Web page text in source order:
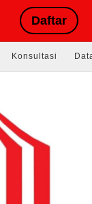
Daftar
Konsultasi